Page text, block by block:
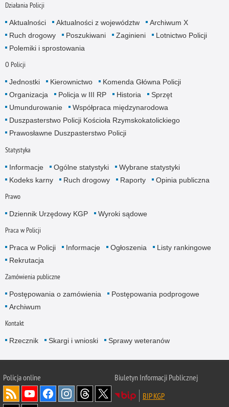
Działania Policji
Aktualności Aktualności z województw
Archiwum X
Ruch drogowy
Poszukiwani Zaginieni
Lotnictwo Policji
Polemiki i sprostowania
O Policji
Jednostki Kierownictwo
Komenda Główna Policji
Organizacja
Policja w III RP Historia
Sprzęt
Umundurowanie
Współpraca międzynarodowa
Duszpasterstwo Policji Kościoła Rzymskokatolickiego
Prawosławne Duszpasterstwo Policji
Statystyka
Informacje Ogólne statystyki
Wybrane statystyki
Kodeks karny
Ruch drogowy Raporty Opinia publiczna
Prawo
Dziennik Urzędowy KGP Wyroki sądowe
Praca w Policji
Praca w Policji Informacje Ogłoszenia
Listy rankingowe
Rekrutacja
Zamówienia publiczne
Postępowania o zamówienia
Postępowania podprogowe
Archiwum
Kontakt
Rzecznik Skargi i wnioski Sprawy weteranów
Policjaonline
Biuletyn Informacji Publicznej
BIP KGP